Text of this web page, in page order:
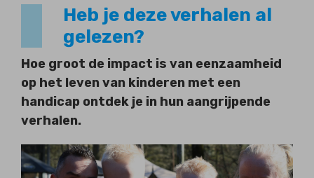
Heb je deze verhalen al
gelezen?
Hoe groot de impact is van eenzaamheid
op het leven van kinderen met een
handicap ontdek je in hun aangrijpende
verhalen.